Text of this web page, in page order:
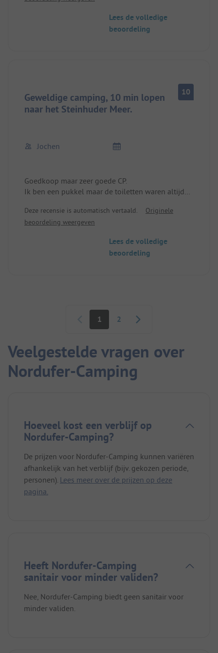
Lees de volledige
beoordeling
Geweldige camping, 10 min lopen
naar het Steinhuder Meer.
10
Jochen
Goedkoop maar zeer goede CP.
Ik ben een pukkel maar de toiletten waren altijd
Deze recensie is automatisch vertaald.
Originele
beoordeling weergeven
Lees de volledige
beoordeling
Paginering
1 2
Veelgestelde vragen over
Nordufer-Camping
Hoeveel kost een verblijf op
Nordufer-Camping?
De prijzen voor Nordufer-Camping kunnen variëren
afhankelijk van het verblijf (bijv. gekozen periode,
personen). Lees meer over de prijzen op deze
pagina.
Heeft Nordufer-Camping
sanitair voor minder validen?
Nee, Nordufer-Camping biedt geen sanitair voor
minder validen.